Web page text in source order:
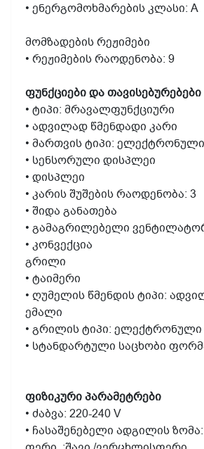
• ენერგომოხმარების კლასი: А
მომზადების რეჟიმები
• რეჟიმების რაოდენობა: 9
ფუნქციები და თავისებურებები
• ტიპი: მრავალფუნქციური
• ადვილად წმენდადი კარი
• მართვის ტიპი: ელექტრონული
• სენსორული დისპლეი
• დისპლეი
• კარის შუშების რაოდენობა: 3
• შიდა განათება
• გამაგრილებელი
• კონვექცია
გრილი
• ტაიმერი
• ღუმელის წმენდის ტიპი:
ემალი
• გრილის ტიპი: ელექტრონული
• სტანდარტული საცხობი
ფიზიკური პარამეტრები
• ძაბვა: 220-240 V
• ჩასაშენებელი ადგილის ზომა: